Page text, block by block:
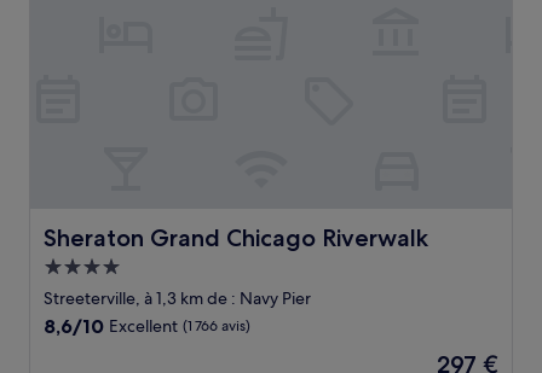
Sheraton Grand Chicago Riverwalk
Sheraton Grand Chicago Riverwalk
Hébergement
4.0 étoiles
Streeterville, à 1,3 km de : Navy Pier
8.6
8,6/10 Excellent (1 766 avis)
Le
297 €